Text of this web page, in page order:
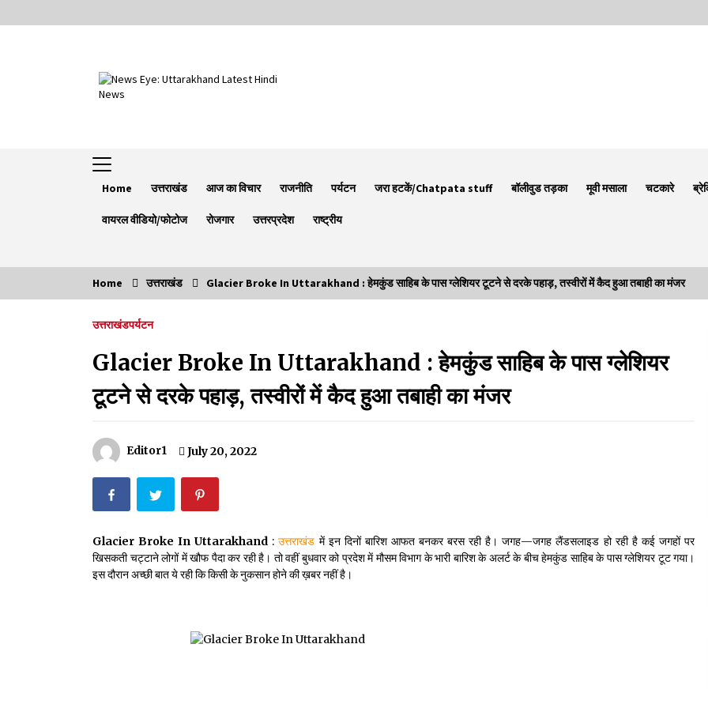
to
Home उत्तराखंड आज का विचार राजनीति पर्यटन जरा हटकें/Chatpata stuff बॉलीवुड तड़का मूवी मसाला चटकारे
वायरल वीडियो/फोटोज रोजगार उत्तरप्रदेश राष्ट्रीय
Trending Now
अधिकार दिवस कार्यक्रम में शामिल हुए सीएम,आधुनिक
मदरसों का नाम अब्दुल कलाम के नाम पर रखने की घोषणा
December 18, 2023
September 7, 2023
May 14, 2022
Thought Of The Day 11 May
May 11, 2022
Thought Of The Day 10 May
Home उत्तराखंड Glacier Broke In Uttarakhand : हेमकुंड साहिब के पास ग्लेशियर टूटने से दरके पहाड़, तस्वीरों में कैद हुआ तबाही का मंजर
उत्तराखंडपर्यटन
Glacier Broke In Uttarakhand : हेमकुंड साहिब के पास ग्लेशियर
टूटने से दरके पहाड़, तस्वीरों में कैद हुआ तबाही का मंजर
Editor1 July 20, 2022
Glacier Broke In Uttarakhand :उत्तराखंड में इन दिनों बारिश आफत बनकर बरस रही है। जगह—जगह लैंडसलाइड हो रही है कई जगहों पर
खिसकती चट्टाने लोगों में खौफ पैदा कर रही है। तो वहीं बुधवार को प्रदेश में मौसम विभाग के भारी बारिश के अलर्ट के बीच हेमकुंड साहिब के पास ग्‍लेशियर टूट गया।
इस दौरान अच्‍छी बात ये रही कि किसी के नुकसान होने की ख़बर नहीं है।